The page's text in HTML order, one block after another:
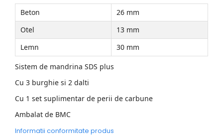
Beton
26 mm
Otel
13 mm
Lemn
30 mm
Sistem de mandrina SDS plus
Cu 3 burghie si 2 dalti
Cu 1 set suplimentar de perii de carbune
Ambalat de BMC
Informatii conformitate produs